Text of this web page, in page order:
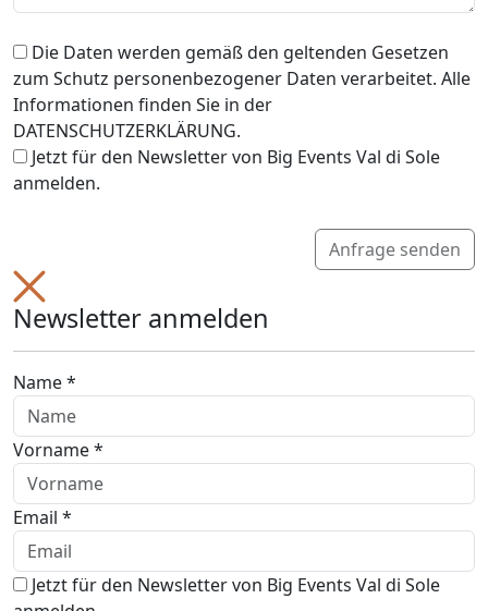
Die Daten werden gemäß den geltenden Gesetzen
zum Schutz personenbezogener Daten verarbeitet. Alle
Informationen finden Sie in der
DATENSCHUTZERKLÄRUNG.
Jetzt für den Newsletter von Big Events Val di Sole
anmelden.
Anfrage senden
Newsletter anmelden
Name *
Vorname *
Email *
Jetzt für den Newsletter von Big Events Val di Sole